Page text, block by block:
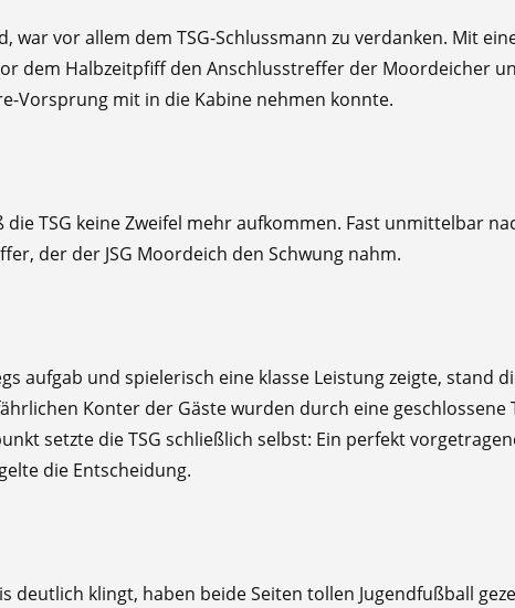
war vor allem dem TSG-Schlussmann zu verdanken. Mit
dem Halbzeitpfiff den Anschlusstreffer der Moordeicher
Vorsprung mit in die Kabine nehmen konnte.
die TSG keine Zweifel mehr aufkommen. Fast unmittelbar
der der JSG Moordeich den Schwung nahm.
aufgab und spielerisch eine klasse Leistung zeigte, stand
Konter der Gäste wurden durch eine geschlossene
setzte die TSG schließlich selbst: Ein perfekt
die Entscheidung.
deutlich klingt, haben beide Seiten tollen Jugendfußball